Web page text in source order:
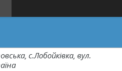
с.Лобойківка, вул.